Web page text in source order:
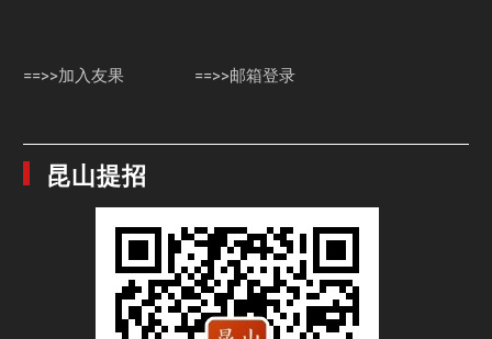
==>>加入友果 ==>>邮箱登录
昆山提招